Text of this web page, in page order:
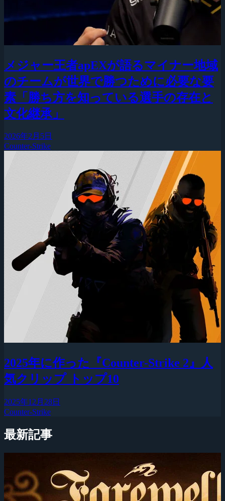
メジャー王者apEXが語るマイナー地域
のチームが世界で勝つために必要な要
素「勝ち方を知っている選手の存在と
文化継承」
2026年2月5日
Counter-Strike
2025年に作った『Counter-Strike 2』人
気クリップ トップ10
2025年12月28日
Counter-Strike
最新記事